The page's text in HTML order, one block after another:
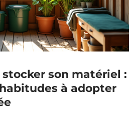
son matériel :
à adopter